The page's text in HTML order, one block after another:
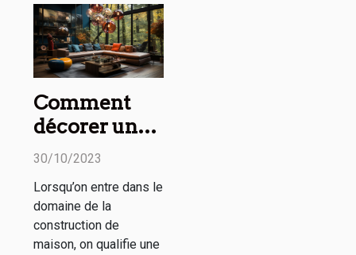
Comment
décorer une
maison
30/10/2023
Lorsqu’on entre dans le
domaine de la
construction de
maison, on qualifie une